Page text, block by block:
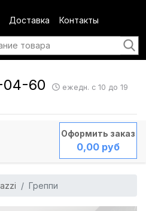
Доставка Контакты
04-60 ежедн. с 10 до 19
Оформить заказ
0,00 руб
Греппи